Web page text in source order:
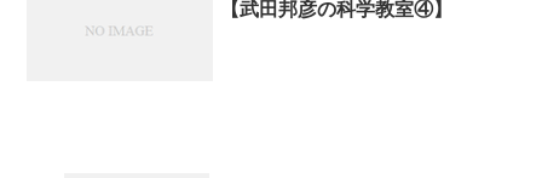
【武田邦彦の科学教室④】